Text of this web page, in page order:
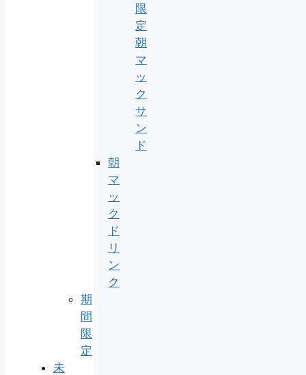
限
定
朝
マ
ッ
ク
サ
ン
ド
朝
マ
ッ
ク
ド
リ
ン
ク
期
間
限
定
未